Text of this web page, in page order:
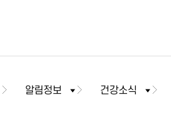
알림정보 건강소식